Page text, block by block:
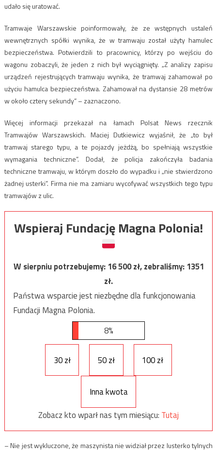
udało się uratować.
Tramwaje Warszawskie poinformowały, że ze wstępnych ustaleń
wewnętrznych spółki wynika, że w tramwaju został użyty hamulec
bezpieczeństwa. Potwierdzili to pracownicy, którzy po wejściu do
wagonu zobaczyli, że jeden z nich był wyciągnięty. „Z analizy zapisu
urządzeń rejestrujących tramwaju wynika, że tramwaj zahamował po
użyciu hamulca bezpieczeństwa. Zahamował na dystansie 28 metrów
w około cztery sekundy” – zaznaczono.
Więcej informacji przekazał na łamach Polsat News rzecznik
Tramwajów Warszawskich. Maciej Dutkiewicz wyjaśnił, że „to był
tramwaj starego typu, a te pojazdy jeżdżą, bo spełniają wszystkie
wymagania techniczne”. Dodał, że policja zakończyła badania
techniczne tramwaju, w którym doszło do wypadku i „nie stwierdzono
żadnej usterki”. Firma nie ma zamiaru wycofywać wszystkich tego typu
tramwajów z ulic.
Wspieraj Fundację Magna Polonia!
W sierpniu potrzebujemy:16 500zł, zebraliśmy:1351
zł.
Państwa wsparcie jest niezbędne dla funkcjonowania
Fundacji Magna Polonia.
8%
30 zł 50 zł 100 zł
Inna kwota
Zobacz kto wparł nas tym miesiącu: Tutaj
– Nie jest wykluczone, że maszynista nie widział przez lusterko tylnych